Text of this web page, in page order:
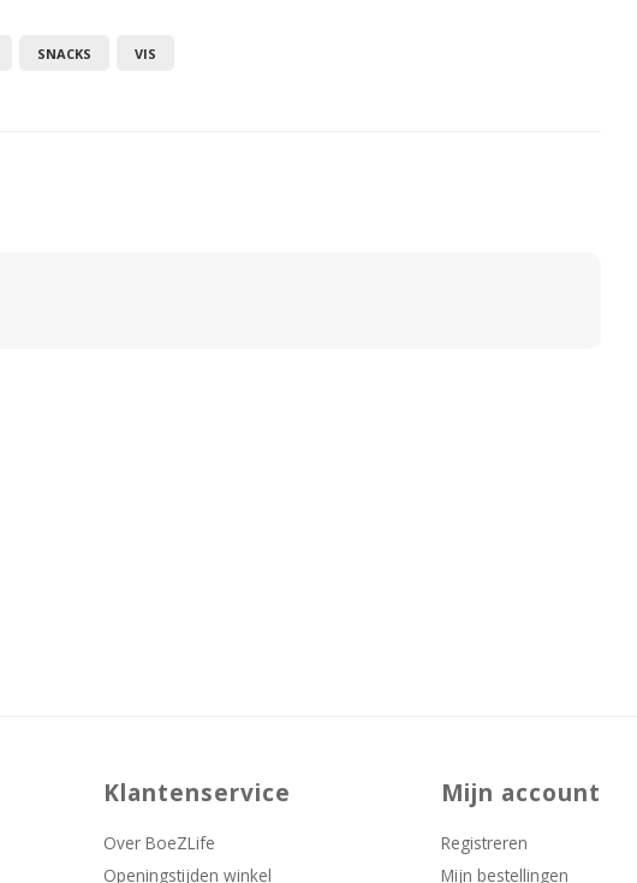
SNACKS VIS
Klantenservice
Over BoeZLife
Openingstijden winkel
Mijn account
Registreren
Mijn bestellingen